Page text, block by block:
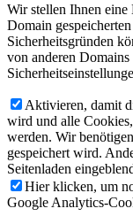
Wir stellen Ihnen
Domain
Sicherheitsgründen
von anderen
Aktivieren, damit
wird und alle
werden. Wir
gespeichert wird.
Seitenladen
Hier klicken, um
Google Analytics-